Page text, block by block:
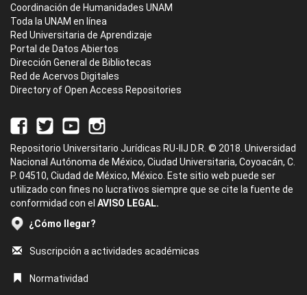
Coordinación de Humanidades UNAM
Toda la UNAM en línea
Red Universitaria de Aprendizaje
Portal de Datos Abiertos
Dirección General de Bibliotecas
Red de Acervos Digitales
Directory of Open Access Repositories
Repositorio Universitario Jurídicas RU-IIJ D.R. © 2018. Universidad
Nacional Autónoma de México, Ciudad Universitaria, Coyoacán, C.
P. 04510, Ciudad de México, México. Este sitio web puede ser
utilizado con fines no lucrativos siempre que se cite la fuente de
conformidad con el AVISO LEGAL.
¿Cómo llegar?
Suscripción a actividades académicas
Normatividad